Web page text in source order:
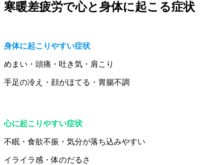
寒暖差疲労で心と身体に起こる症状
身体に起こりやすい症状
めまい・頭痛・吐き気・肩こり
手足の冷え・顔がほてる・胃腸不調
心に起こりやすい症状
不眠・食欲不振・気分が落ち込みやすい
イライラ感・体のだるさ